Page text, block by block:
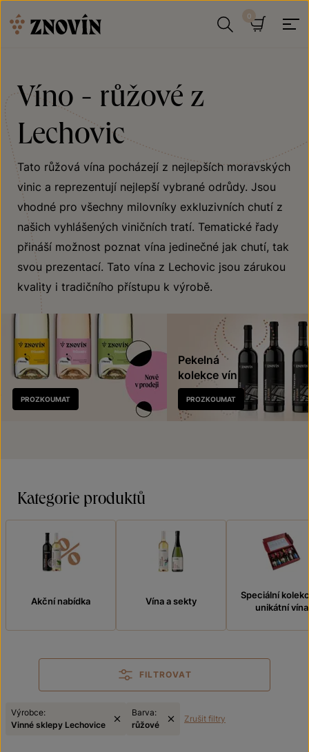
Víno - růžové z
Lechovic
Tato růžová vína pocházejí z nejlepších moravských
vinic a reprezentují nejlepší vybrané odrůdy. Jsou
vhodné pro všechny milovníky exkluzivních chutí z
našich vyhlášených viničních tratí. Tematické řady
přináší možnost poznat vína jedinečné jak chutí, tak
svou prezentací. Tato vína z Lechovic jsou zárukou
kvality i tradičního přístupu k výrobě.
Nově
v prodeji
PROZKOUMAT
Pekelná
kolekce vín
PROZKOUMAT
Kategorie produktů
Akční nabídka Vína a sekty
Speciální
unikátní vína
FILTROVAT
Výrobce:
Vinné sklepy Lechovice
Barva:
růžové
Zrušit filtry